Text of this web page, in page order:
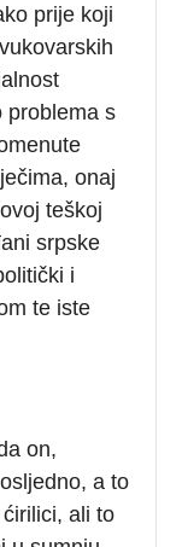
prije koji
problema s
onaj
teškoj
srpske
i
te iste
on,
a to
ali to